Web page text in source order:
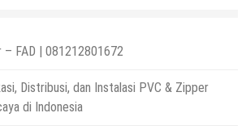
– FAD | 081212801672
Distribusi, dan Instalasi PVC & Zipper
di Indonesia